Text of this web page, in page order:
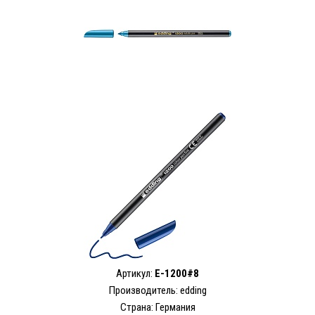
Артикул: E-1200#8
Производитель: edding
Страна: Германия